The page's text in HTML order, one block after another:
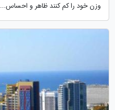
وزن خود را کم کنند ظاهر و احساس...